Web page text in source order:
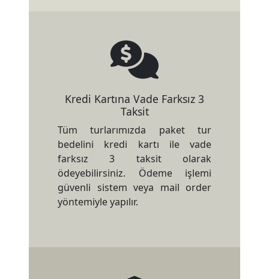
Kredi Kartına Vade Farksız 3
Taksit
Tüm turlarımızda paket tur
bedelini kredi kartı ile vade
farksız 3 taksit olarak
ödeyebilirsiniz. Ödeme işlemi
güvenli sistem veya mail order
yöntemiyle yapılır.